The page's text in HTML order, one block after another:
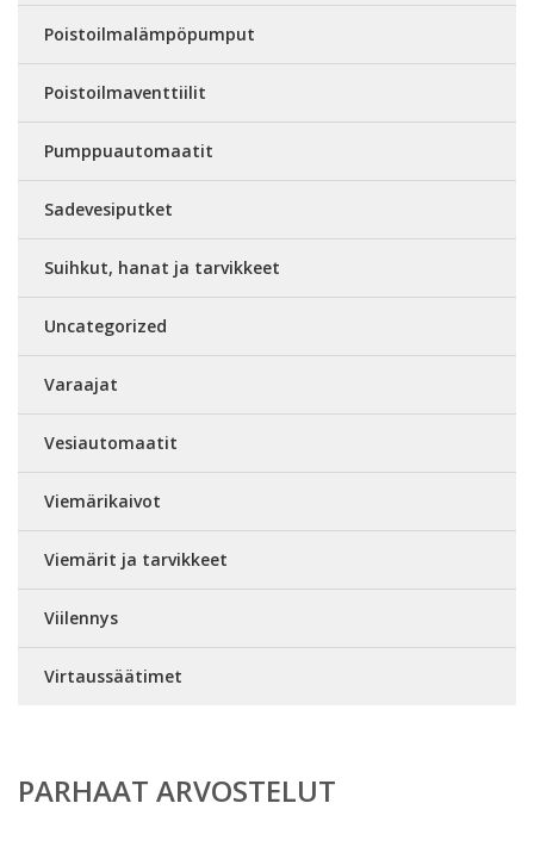
Poistoilmalämpöpumput
Poistoilmaventtiilit
Pumppuautomaatit
Sadevesiputket
Suihkut, hanat ja tarvikkeet
Uncategorized
Varaajat
Vesiautomaatit
Viemärikaivot
Viemärit ja tarvikkeet
Viilennys
Virtaussäätimet
PARHAAT ARVOSTELUT